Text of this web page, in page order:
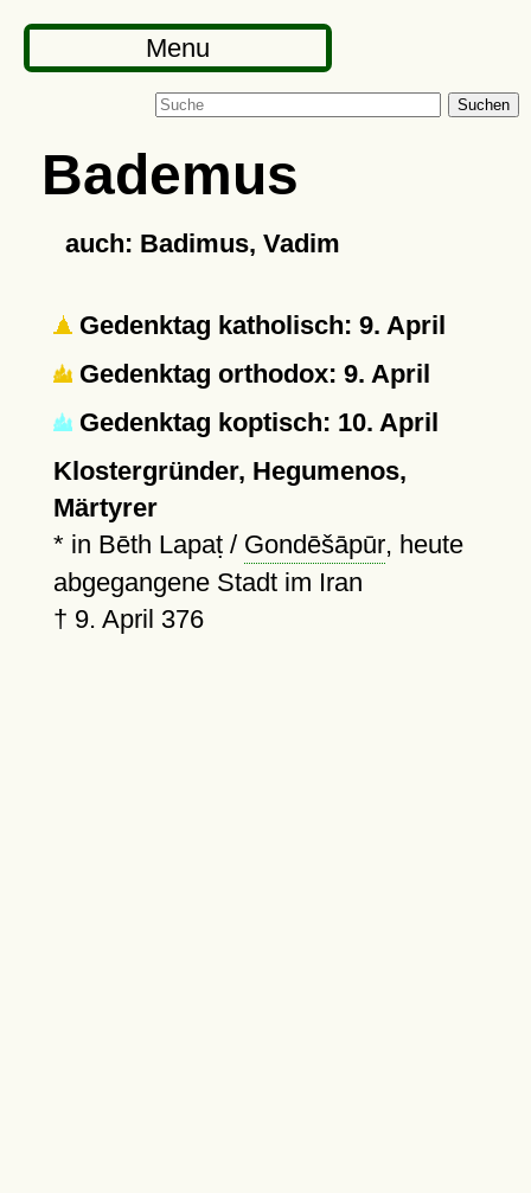
Menu
Suchen
Bademus
auch: Badimus, Vadim
Gedenktag katholisch: 9. April
Gedenktag orthodox: 9. April
Gedenktag koptisch: 10. April
Klostergründer, Hegumenos,
Märtyrer
* in Bēth Lapaṭ / Gondēšāpūr, heute
abgegangene Stadt im Iran
† 9. April 376